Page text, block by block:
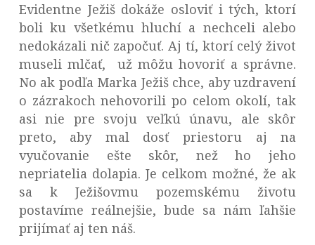
Evidentne Ježiš dokáže osloviť i tých, ktorí
boli ku všetkému hluchí a nechceli alebo
nedokázali nič započuť. Aj tí, ktorí celý život
museli mlčať, už môžu hovoriť a správne.
No ak podľa Marka Ježiš chce, aby uzdravení
o zázrakoch nehovorili po celom okolí, tak
asi nie pre svoju veľkú únavu, ale skôr
preto, aby mal dosť priestoru aj na
vyučovanie ešte skôr, než ho jeho
nepriatelia dolapia. Je celkom možné, že ak
sa k Ježišovmu pozemskému životu
postavíme reálnejšie, bude sa nám ľahšie
prijímať aj ten náš.